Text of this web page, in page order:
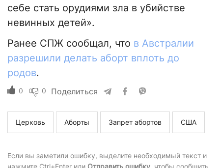
себе стать орудиями зла в убийстве
невинных детей».
Ранее СПЖ сообщал, что в Австралии
разрешили делать аборт вплоть до
родов.
0 0 Поделиться
Церковь Аборты Запрет абортов США
Если вы заметили ошибку, выделите необходимый текст и